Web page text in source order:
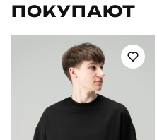
Артикул
ПОКУПАЮТ